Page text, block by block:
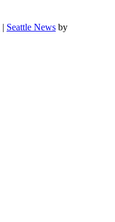
| Seattle News by